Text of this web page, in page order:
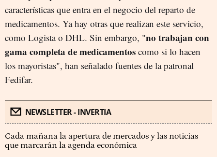
características que entra en el negocio del reparto de
medicamentos. Ya hay otras que realizan este servicio,
como Logista o DHL. Sin embargo, "no trabajan con
gama completa de medicamentos como si lo hacen
los mayoristas", han señalado fuentes de la patronal
Fedifar.
NEWSLETTER - INVERTIA
Cada mañana la apertura de mercados y las noticias
que marcarán la agenda económica